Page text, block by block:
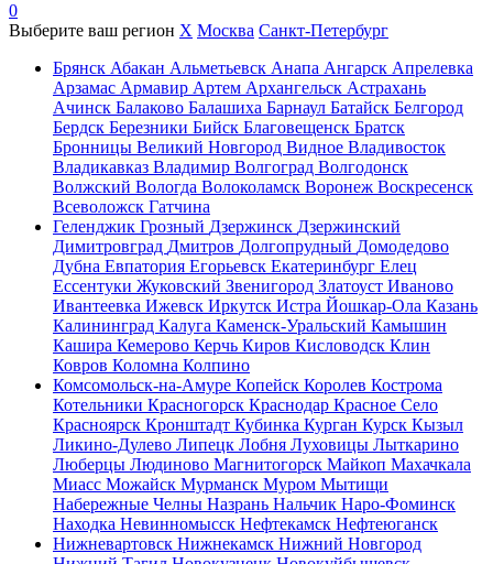
0
Выберите ваш регион X Москва Санкт-Петербург
Брянск Абакан Альметьевск Анапа Ангарск Апрелевка
Арзамас Армавир Артем Архангельск Астрахань
Ачинск Балаково Балашиха Барнаул Батайск Белгород
Бердск Березники Бийск Благовещенск Братск
Бронницы Великий Новгород Видное Владивосток
Владикавказ Владимир Волгоград Волгодонск
Волжский Вологда Волоколамск Воронеж Воскресенск
Всеволожск Гатчина
Геленджик Грозный Дзержинск Дзержинский
Димитровград Дмитров Долгопрудный Домодедово
Дубна Евпатория Егорьевск Екатеринбург Елец
Ессентуки Жуковский Звенигород Златоуст Иваново
Ивантеевка Ижевск Иркутск Истра Йошкар-Ола Казань
Калининград Калуга Каменск-Уральский Камышин
Кашира Кемерово Керчь Киров Кисловодск Клин
Ковров Коломна Колпино
Комсомольск-на-Амуре Копейск Королев Кострома
Котельники Красногорск Краснодар Красное Село
Красноярск Кронштадт Кубинка Курган Курск Кызыл
Ликино-Дулево Липецк Лобня Луховицы Лыткарино
Люберцы Людиново Магнитогорск Майкоп Махачкала
Миасс Можайск Мурманск Муром Мытищи
Набережные Челны Назрань Нальчик Наро-Фоминск
Находка Невинномысск Нефтекамск Нефтеюганск
Нижневартовск Нижнекамск Нижний Новгород